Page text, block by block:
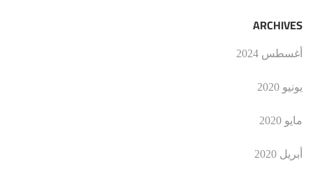
ARCHIVES
أغسطس 2024
يونيو 2020
مايو 2020
أبريل 2020